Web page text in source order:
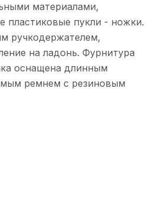
материалами,
пластиковые пукли - ножки.
ручкодержателем,
на ладонь. Фурнитура
оснащена длинным
ремнем с резиновым